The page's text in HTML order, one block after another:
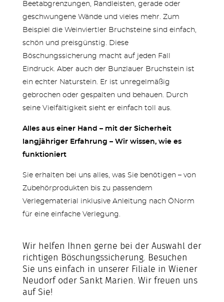
Beetabgrenzungen, Randleisten, gerade oder
geschwungene Wände und vieles mehr. Zum
Beispiel die Weinviertler Bruchsteine sind einfach,
schön und preisgünstig. Diese
Böschungssicherung macht auf jeden Fall
Eindruck. Aber auch der Bunzlauer Bruchstein ist
ein echter Naturstein. Er ist unregelmäßig
gebrochen oder gespalten und behauen. Durch
seine Vielfältigkeit sieht er einfach toll aus.
Alles aus einer Hand – mit der Sicherheit
langjähriger Erfahrung – Wir wissen, wie es
funktioniert
Sie erhalten bei uns alles, was Sie benötigen – von
Zubehörprodukten bis zu passendem
Verlegematerial inklusive Anleitung nach ÖNorm
für eine einfache Verlegung.
Wir helfen Ihnen gerne bei der Auswahl der
richtigen Böschungssicherung. Besuchen
Sie uns einfach in unserer Filiale in Wiener
Neudorf oder Sankt Marien. Wir freuen uns
auf Sie!